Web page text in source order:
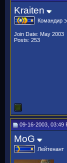
Kraiten
Командир
Join Date: May 2003
Posts: 253
09-16-2003, 03:49
MoG
Лейтенант